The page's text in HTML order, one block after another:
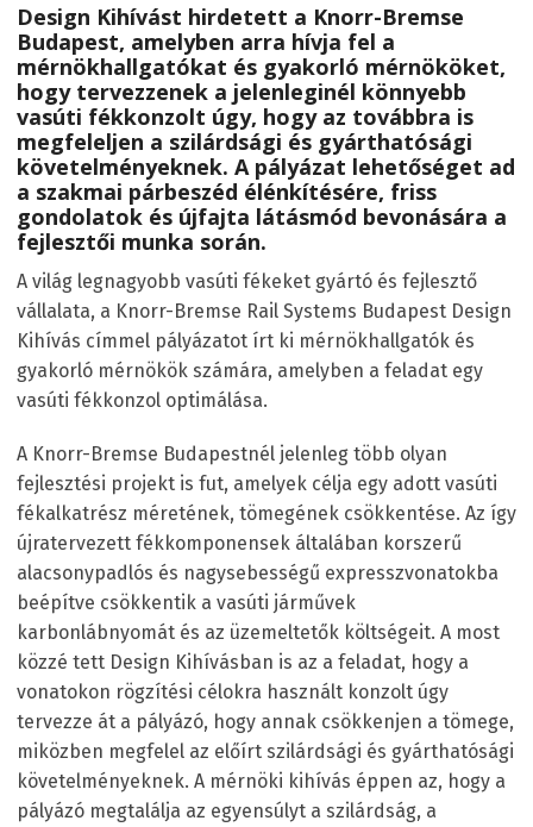
Design Kihívást hirdetett a Knorr-Bremse
Budapest, amelyben arra hívja fel a
mérnökhallgatókat és gyakorló mérnököket,
hogy tervezzenek a jelenleginél könnyebb
vasúti fékkonzolt úgy, hogy az továbbra is
megfeleljen a szilárdsági és gyárthatósági
követelményeknek. A pályázat lehetőséget ad
a szakmai párbeszéd élénkítésére, friss
gondolatok és újfajta látásmód bevonására a
fejlesztői munka során.
A világ legnagyobb vasúti fékeket gyártó és fejlesztő
vállalata, a Knorr-Bremse Rail Systems Budapest Design
Kihívás címmel pályázatot írt ki mérnökhallgatók és
gyakorló mérnökök számára, amelyben a feladat egy
vasúti fékkonzol optimálása.
A Knorr-Bremse Budapestnél jelenleg több olyan
fejlesztési projekt is fut, amelyek célja egy adott vasúti
fékalkatrész méretének, tömegének csökkentése. Az így
újratervezett fékkomponensek általában korszerű
alacsonypadlós és nagysebességű expresszvonatokba
beépítve csökkentik a vasúti járművek
karbonlábnyomát és az üzemeltetők költségeit. A most
közzé tett Design Kihívásban is az a feladat, hogy a
vonatokon rögzítési célokra használt konzolt úgy
tervezze át a pályázó, hogy annak csökkenjen a tömege,
miközben megfelel az előírt szilárdsági és gyárthatósági
követelményeknek. A mérnöki kihívás éppen az, hogy a
pályázó megtalálja az egyensúlyt a szilárdság, a